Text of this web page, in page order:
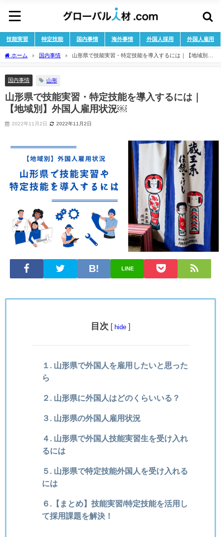
技能実習 特定技能 国内事情 海外事情 外国人採用 外国人雇用
ホーム 国内事情
山形県で技能実習・特定技能を導入するには｜【地域別】
国内事情 山形
山形県で技能実習・特定技能を導入するには｜
【地域別】外国人雇用状況￼
2022年11月2日 2022年11月2日
LINE
目次 [ hide ]
１. 山形県で外国人を雇用したいと思った
ら
２. 山形県に外国人はどのくらいいる？
３. 山形県の外国人雇用状況
４. 山形県で外国人技能実習生を受け入れ
るには
５. 山形県で特定技能外国人を受け入れる
には
６.【まとめ】技能実習/特定技能を活用し
て採用課題を解決！